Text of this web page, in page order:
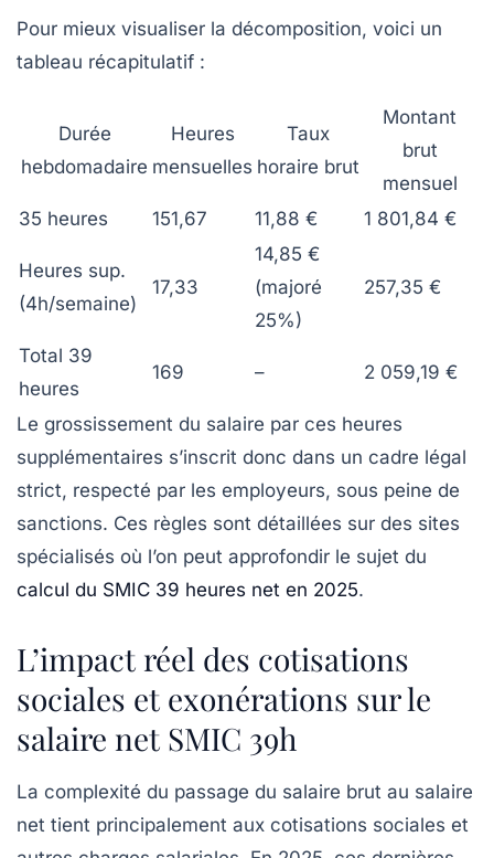
Pour mieux visualiser la décomposition, voici un
tableau récapitulatif :
Durée
hebdomadaire
Heures
mensuelles
Taux
horaire brut
Montant
brut
mensuel
35 heures
151,67 11,88 € 1 801,84 €
Heures sup.
(4h/semaine)
17,33
14,85 €
(majoré
25%)
257,35 €
Total 39
heures
169 – 2 059,19 €
Le grossissement du salaire par ces heures
supplémentaires s’inscrit donc dans un cadre légal
strict, respecté par les employeurs, sous peine de
sanctions. Ces règles sont détaillées sur des sites
spécialisés où l’on peut approfondir le sujet du
calcul du SMIC 39 heures net en 2025.
L’impact réel des cotisations
sociales et exonérations sur le
salaire net SMIC 39h
La complexité du passage du salaire brut au salaire
net tient principalement aux cotisations sociales et